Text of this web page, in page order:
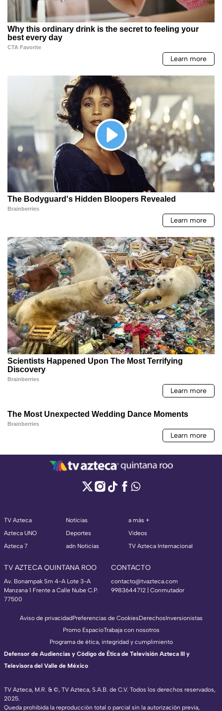
TV Azteca
Azteca UNO
Azteca 7
Noticias
Deportes
adn Noticias
a más +
Videos
TV Azteca Internacional
TV AZTECA QUINTANA ROO
Av. Bonampak Sm 4-A Lote 3-A
Manzana 1 Frente a Calle Nube C.P.
77500
CONTACTO
contacto@tvazteca.com
9983644712 | Conmutador
TV Azteca, M.R. & ©, TV Azteca, S.A.B. de C.V. Todos los derechos reservados,
2025.
Queda prohibida la reproducción total o parcial sin la autorización previa,
Aviso de privacidadPreferencias de CookiesDerechosInversionistas
Promo EspacioTrabaja con nosotros
Programa de ética, integridad y cumplimiento
Defensor de Audiencias y Código de Ética de Televisión Azteca III y
Televisora del Valle de México